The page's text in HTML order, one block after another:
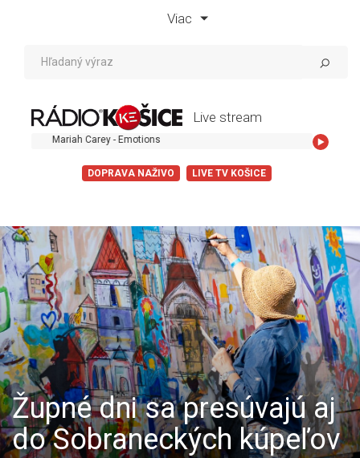
Viac
Live stream
Mariah Carey - Emotions
DOPRAVA NAŽIVO LIVE TV KOŠICE
Župné dni sa presúvajú aj
do Sobraneckých kúpeľov